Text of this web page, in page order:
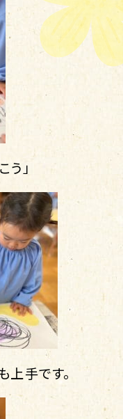
う」
上手です。